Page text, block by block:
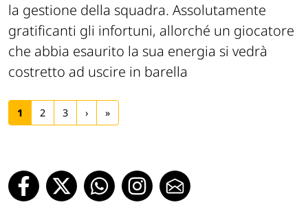
la gestione della squadra. Assolutamente
gratificanti gli infortuni, allorché un giocatore
che abbia esaurito la sua energia si vedrà
costretto ad uscire in barella
1 2 3 › »